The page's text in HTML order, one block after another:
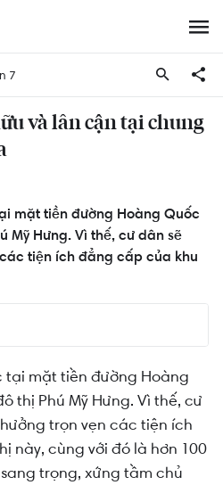
7
và lân cận tại chung
mặt tiền đường Hoàng Quốc
Mỹ Hưng. Vì thế, cư dân sẽ
tiện ích đẳng cấp của khu
cư River Panorama
cư River Panorama
tại mặt tiền đường Hoàng
thị Phú Mỹ Hưng. Vì thế, cư
trọn vẹn các tiện ích
này, cùng với đó là hơn 100
trọng, xứng tầm chủ